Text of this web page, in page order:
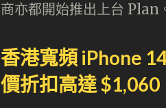
商亦都開始推出上台 Plan
香港寬頻 iPhone
價折扣高達 $1,060